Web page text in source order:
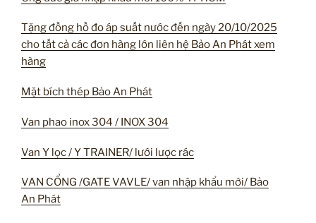
Tặng đồng hồ đo áp suất nước đến ngày 20/10/2025
cho tất cả các đơn hàng lớn liên hệ Bảo An Phát xem
hàng
Mặt bích thép Bảo An Phát
Van phao inox 304 / INOX 304
Van Y lọc / Y TRAINER/ lưới lược rác
VAN CỔNG /GATE VAVLE/ van nhập khẩu mới/ Bảo
An Phát